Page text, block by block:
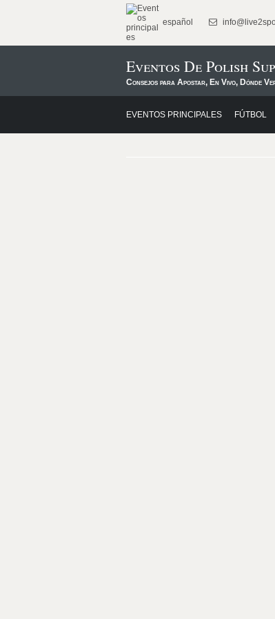
español
Eventos De Polish
Consejos para Apostar, En Vivo, Dónde
EVENTOS PRINCIPALES FÚTBOL